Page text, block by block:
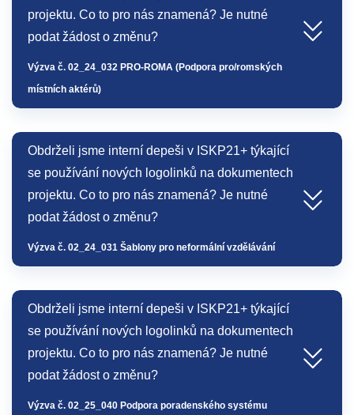
projektu. Co to pro nás znamená? Je nutné
podat žádost o změnu?
Výzva č. 02_24_032 PRO-ROMA (Podpora pro/romských
místních aktérů)
Obdrželi jsme interní depeši v ISKP21+ týkající
se používání nových logolinků na dokumentech
projektu. Co to pro nás znamená? Je nutné
podat žádost o změnu?
Výzva č. 02_24_031 Šablony pro neformální vzdělávání
Obdrželi jsme interní depeši v ISKP21+ týkající
se používání nových logolinků na dokumentech
projektu. Co to pro nás znamená? Je nutné
podat žádost o změnu?
Výzva č. 02_25_040 Podpora poradenského systému